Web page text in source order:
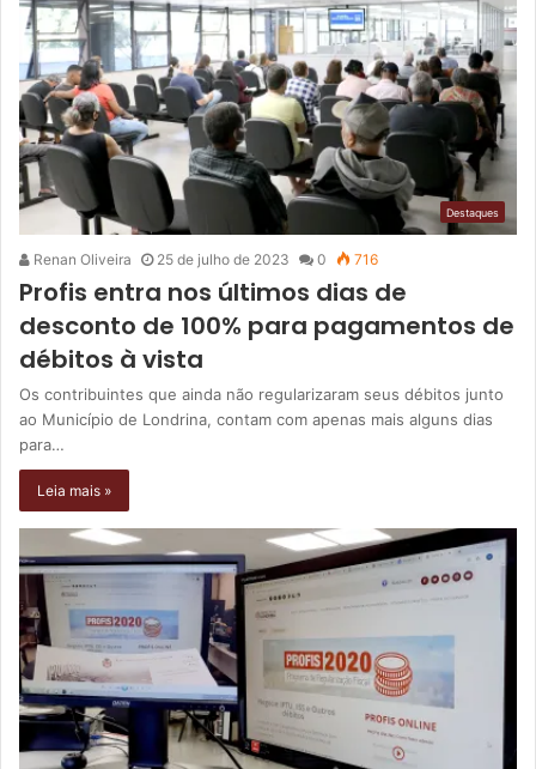
Destaques
Renan Oliveira 25 de julho de 2023 0 716
Profis entra nos últimos dias de
desconto de 100% para pagamentos de
débitos à vista
Os contribuintes que ainda não regularizaram seus débitos junto
ao Município de Londrina, contam com apenas mais alguns dias
para…
Leia mais »